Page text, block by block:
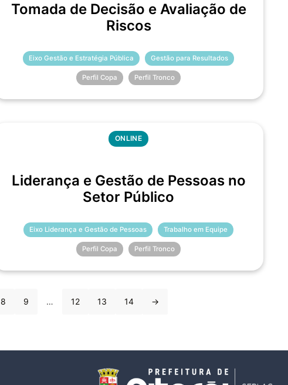
Tomada de Decisão e Avaliação de
Riscos
Eixo Gestão e Estratégia Pública Gestão para Resultados
Perfil Copa Perfil Tronco
ONLINE
Liderança e Gestão de Pessoas no
Setor Público
Eixo Liderança e Gestão de Pessoas Trabalho em Equipe
Perfil Copa Perfil Tronco
8 9 … 12 13 14 →